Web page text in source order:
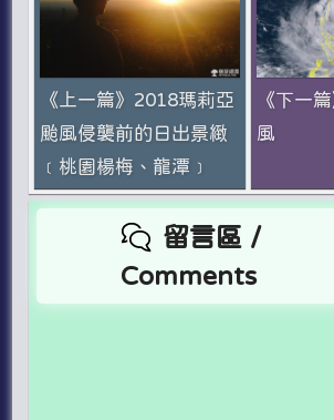
《上一篇》2018瑪莉亞
颱風侵襲前的日出景緻
﹝桃園楊梅、龍潭﹞
《下一
風
留言區 /
Comments